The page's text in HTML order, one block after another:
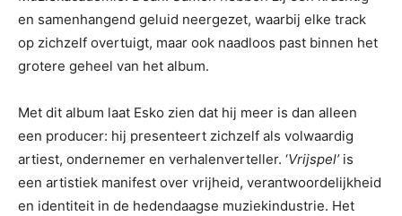
en samenhangend geluid neergezet, waarbij elke track
op zichzelf overtuigt, maar ook naadloos past binnen het
grotere geheel van het album.
Met dit album laat Esko zien dat hij meer is dan alleen
een producer: hij presenteert zichzelf als volwaardig
artiest, ondernemer en verhalenverteller. ‘Vrijspel’is
een artistiek manifest over vrijheid, verantwoordelijkheid
en identiteit in de hedendaagse muziekindustrie. Het